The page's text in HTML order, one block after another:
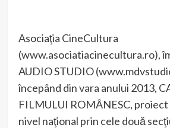
Asociaţia CineCultura
(www.asociatiacinecultura.ro),
AUDIO STUDIO
începând din vara anului 2013,
FILMULUI ROMÂNESC, proiect
nivel naţional prin cele două